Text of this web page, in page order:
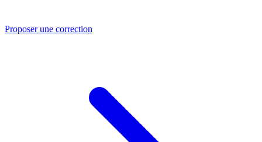
Proposer une correction